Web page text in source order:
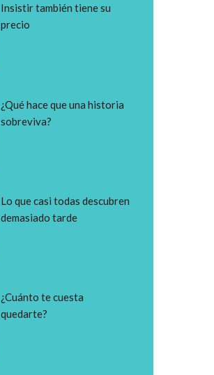
Insistir también tiene su
precio
¿Qué hace que una historia
sobreviva?
Lo que casi todas descubren
demasiado tarde
¿Cuánto te cuesta
quedarte?